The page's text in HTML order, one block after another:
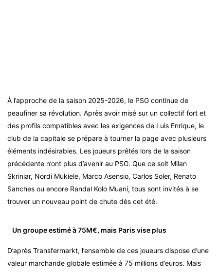
À l’approche de la saison 2025-2026, le PSG continue de
peaufiner sa révolution. Après avoir misé sur un collectif fort et
des profils compatibles avec les exigences de Luis Enrique, le
club de la capitale se prépare à tourner la page avec plusieurs
éléments indésirables. Les joueurs prêtés lors de la saison
précédente n’ont plus d’avenir au PSG. Que ce soit Milan
Skriniar, Nordi Mukiele, Marco Asensio, Carlos Soler, Renato
Sanches ou encore Randal Kolo Muani, tous sont invités à se
trouver un nouveau point de chute dès cet été.
Un groupe estimé à 75M€, mais Paris vise plus
D’après Transfermarkt, l’ensemble de ces joueurs dispose d’une
valeur marchande globale estimée à 75 millions d’euros. Mais